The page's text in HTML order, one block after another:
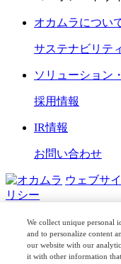
オカムラについ
サステナビリテ
ソリューション
採用情報
IR情報
お問い合わせ
ウェブサ
リシー
COPYRIGHT ©
RESERVED.
日本公式
We collect unique personal
and to personalize content
our website with our
it with other information